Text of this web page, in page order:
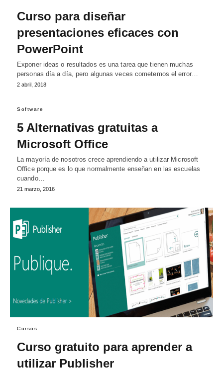
Curso para diseñar
presentaciones eficaces con
PowerPoint
Exponer ideas o resultados es una tarea que tienen muchas
personas día a día, pero algunas veces cometemos el error…
2 abril, 2018
Software
5 Alternativas gratuitas a
Microsoft Office
La mayoría de nosotros crece aprendiendo a utilizar Microsoft
Office porque es lo que normalmente enseñan en las escuelas
cuando…
21 marzo, 2016
Cursos
Curso gratuito para aprender a
utilizar Publisher